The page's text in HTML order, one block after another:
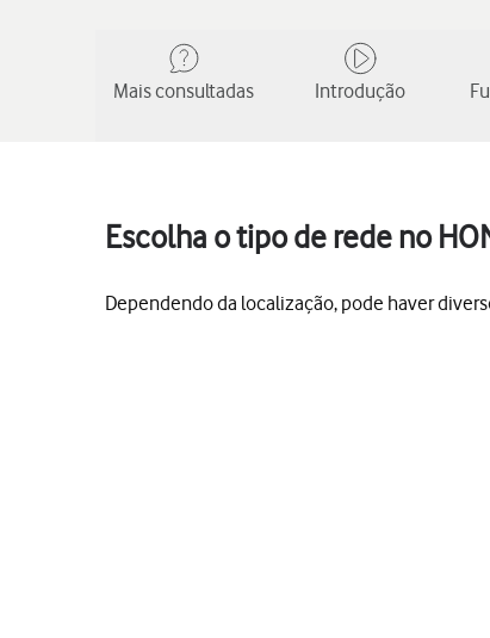
Mais consultadas Introdução
Escolha o tipo de rede no
Dependendo da localização, pode haver